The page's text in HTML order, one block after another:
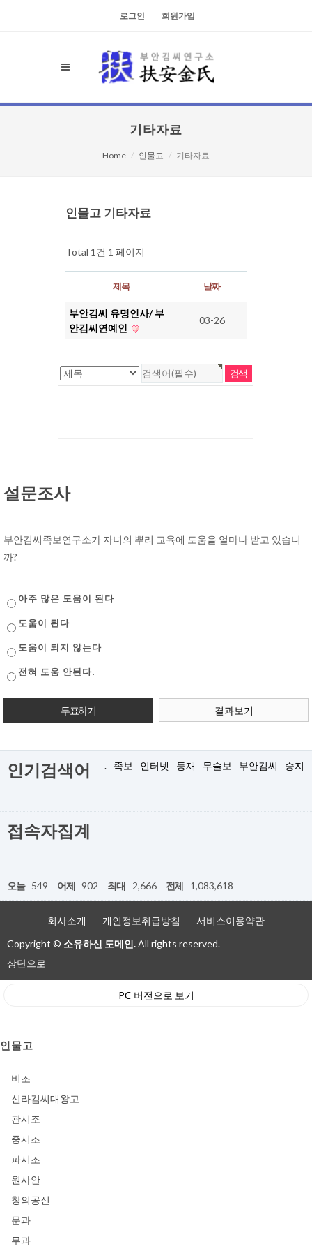
로그인 회원가입
기타자료
Home 인물고 기타자료
인물고 기타자료
Total 1건 1 페이지
제목 날짜
부안김씨 유명인사/ 부
안김씨연예인
03-26
설문조사
부안김씨족보연구소가 자녀의 뿌리 교육에 도움을 얼마나 받고 있습니
까?
아주 많은 도움이 된다
도움이 된다
도움이 되지 않는다
전혀 도움 안된다.
결과보기
인기검색어 . 족보 인터넷 등재 무술보 부안김씨 승지
접속자집계
오늘 549 어제 902 최대 2,666 전체 1,083,618
회사소개 개인정보취급방침
서비스이용약관
Copyright © 소유하신 도메인.All rights reserved.
상단으로
PC 버전으로 보기
인물고
비조
신라김씨대왕고
관시조
중시조
파시조
원사안
창의공신
문과
무과